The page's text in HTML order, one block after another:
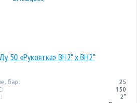
50 «Рукоятка» ВН2" x ВН2"
бар:
25
150
2"